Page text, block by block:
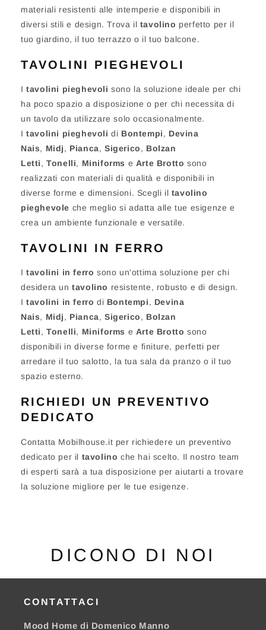
materiali resistenti alle intemperie e disponibili in
diversi stili e design. Trova il tavolino perfetto per il
tuo giardino, il tuo terrazzo o il tuo balcone.
TAVOLINI PIEGHEVOLI
Itavolini pieghevoli sono la soluzione ideale per chi
ha poco spazio a disposizione o per chi necessita di
un tavolo da utilizzare solo occasionalmente.
Itavolini pieghevoli di Bontempi, Devina
Nais, Midj, Pianca,Sigerico, Bolzan
Letti,Tonelli, Miniforms e Arte Brotto sono
realizzati con materiali di qualità e disponibili in
diverse forme e dimensioni. Scegli il tavolino
pieghevole che meglio si adatta alle tue esigenze e
crea un ambiente funzionale e versatile.
TAVOLINI IN FERRO
Itavolini in ferro sono un'ottima soluzione per chi
desidera untavolino resistente, robusto e di design.
Itavolini in ferro di Bontempi, Devina
Nais, Midj, Pianca,Sigerico, Bolzan
Letti,Tonelli, Miniforms e Arte Brotto sono
disponibili in diverse forme e finiture, perfetti per
arredare il tuo salotto, la tua sala da pranzo o il tuo
spazio esterno.
RICHIEDI UN PREVENTIVO
DEDICATO
Contatta Mobilhouse.it per richiedere un preventivo
dedicato per il tavolino che hai scelto. Il nostro team
di esperti sarà a tua disposizione per aiutarti a trovare
la soluzione migliore per le tue esigenze.
DICONO DI NOI
CONTATTACI
Mood Home di Domenico Manno